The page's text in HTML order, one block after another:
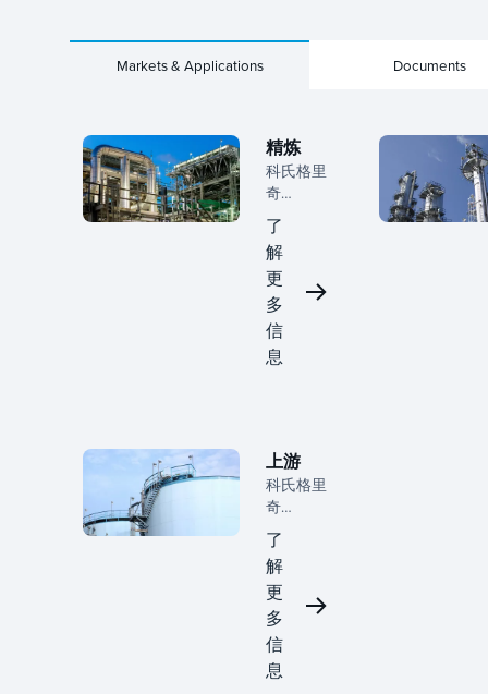
Markets & Applications Documents
精炼
科氏格里
奇
（Koch-
Glitsch）
在整个生
命周期中
与炼油厂
合作，从
早期规划
到周转执
效、降低
风险并提
供更强大
的运营成
果。我们
的传质和
相分离解
决方案专
为真实的
炼油厂条
件而设
了
解
更
多
信
息
上游
科氏格里
奇
（Koch-
Glitsch）
为上游石
油和天然
气加工提
供创新的
传质和相
分离解决
了
解
更
多
信
息